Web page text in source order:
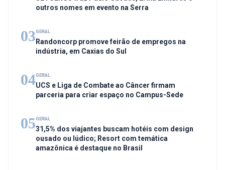
outros nomes em evento na Serra
03GERAL
Randoncorp promove feirão de empregos na
indústria, em Caxias do Sul
04GERAL
UCS e Liga de Combate ao Câncer firmam
parceria para criar espaço no Campus-Sede
05GERAL
31,5% dos viajantes buscam hotéis com design
ousado ou lúdico; Resort com temática
amazônica é destaque no Brasil